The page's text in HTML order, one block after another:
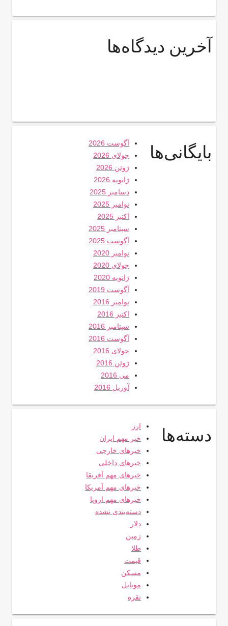
آخرین دیدگاه‌ها
بایگانی‌ها
آگوست 2026
جولای 2026
ژوئن 2026
ژانویه 2026
دسامبر 2025
نوامبر 2025
اکتبر 2025
سپتامبر 2025
آگوست 2025
نوامبر 2020
جولای 2020
ژانویه 2020
آگوست 2019
نوامبر 2016
اکتبر 2016
سپتامبر 2016
آگوست 2016
جولای 2016
ژوئن 2016
می 2016
آوریل 2016
دسته‌ها
ارز
خبر مهم ایران
خبرهای خارجی
خبرهای داخلی
خبرهای مهم آفریقا
خبرهای مهم آمریکا
خبرهای مهم اروپا
دسته‌بندی نشده
دلار
زمین
طلا
قیمت
مسکن
موبایل
نقره